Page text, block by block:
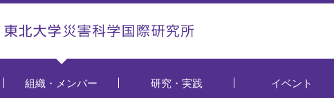
組織・メンバー 研究・実践 イベント